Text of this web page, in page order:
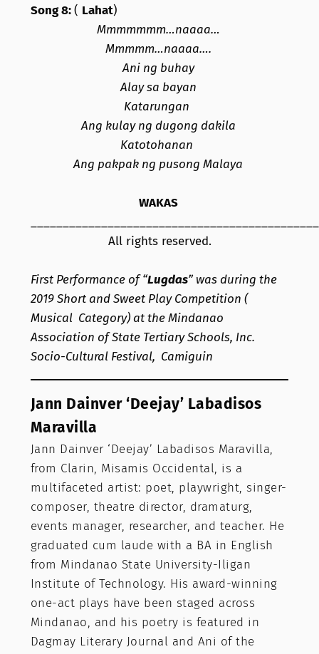
Song 8:( Lahat)
Mmmmmmm…naaaa…
Mmmmm…naaaa….
Ani ng buhay
Alay sa bayan
Katarungan
Ang kulay ng dugong dakila
Katotohanan
Ang pakpak ng pusong Malaya
WAKAS
All rights reserved.
First Performance of “Lugdas” was during the
2019 Short and Sweet Play Competition (
Musical Category) at the Mindanao
Association of State Tertiary Schools, Inc.
Socio-Cultural Festival, Camiguin
Jann Dainver ‘Deejay’ Labadisos
Maravilla
Jann Dainver ‘Deejay’ Labadisos Maravilla,
from Clarin, Misamis Occidental, is a
multifaceted artist: poet, playwright, singer-
composer, theatre director, dramaturg,
events manager, researcher, and teacher. He
graduated cum laude with a BA in English
from Mindanao State University-Iligan
Institute of Technology. His award-winning
one-act plays have been staged across
Mindanao, and his poetry is featured in
Dagmay Literary Journal and Ani of the